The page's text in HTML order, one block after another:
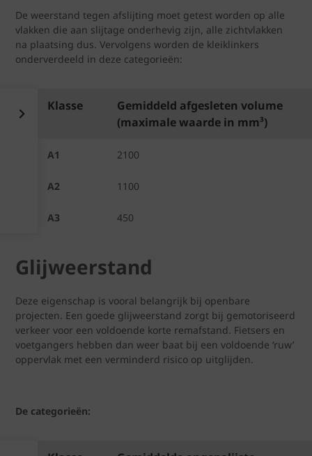
De weerstand tegen afslijting moet getest worden op alle
vlakken die aan slijtage onderhevig zijn, alle zichtvlakken
na plaatsing dus. Vervolgens worden de kleiklinkers
onderverdeeld in deze categorieën:
Klasse
A1
A2
A3
Gemiddeld afgesleten volume
(maximale waarde in mm³)
2100
1100
450
Glijweerstand
Deze eigenschap is vooral belangrijk bij openbare
projecten. Een goede glijweerstand zorgt bij gemotoriseerd
verkeer voor een voldoende korte remafstand. Fietsers en
voetgangers hebben dan weer baat bij een voldoende ‘ruw’
oppervlak met een verminderd risico op uitglijden.
De categorieën: